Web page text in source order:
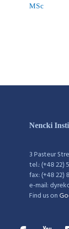
MSc
Nencki
3 Pasteur
tel.: (+48 22)
fax: (+48 22)
e-mail:
Find us on